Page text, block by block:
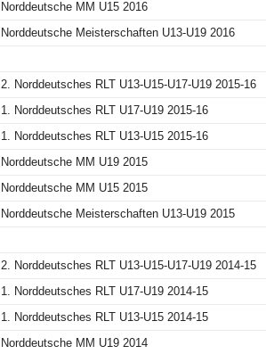
Norddeutsche MM U15 2016
Norddeutsche Meisterschaften U13-U19 2016
2. Norddeutsches RLT U13-U15-U17-U19 2015-16
1. Norddeutsches RLT U17-U19 2015-16
1. Norddeutsches RLT U13-U15 2015-16
Norddeutsche MM U19 2015
Norddeutsche MM U15 2015
Norddeutsche Meisterschaften U13-U19 2015
2. Norddeutsches RLT U13-U15-U17-U19 2014-15
1. Norddeutsches RLT U17-U19 2014-15
1. Norddeutsches RLT U13-U15 2014-15
Norddeutsche MM U19 2014